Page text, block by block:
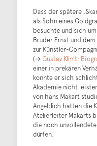
Dass der spätere
als Sohn eines
besuchte und sich
Bruder Ernst und
zur Künstler-
(→ Gustav Klimt:
einer in prekären
konnte er sich
Akademie nicht
von hans Makart
Angeblich hätten die
Atelierleiter Makarts
die noch
dürfen.